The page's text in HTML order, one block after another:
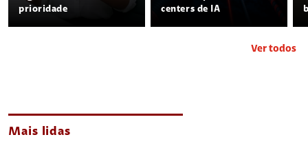
prioridade
centers de IA
Ver todos
Mais lidas